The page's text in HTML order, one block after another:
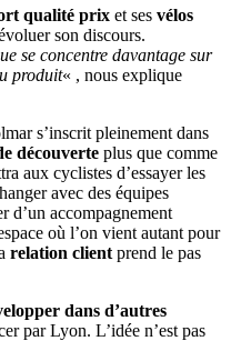
qualité prix et ses vélos
son discours.
se concentre davantage sur
produit« , nous explique
s’inscrit pleinement dans
découverte plus que comme
aux cyclistes d’essayer les
avec des équipes
d’un accompagnement
où l’on vient autant pour
relation client prend le pas
dans d’autres
par Lyon. L’idée n’est pas